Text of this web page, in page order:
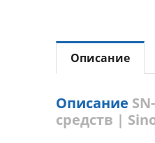
Описание
Описание
средств |